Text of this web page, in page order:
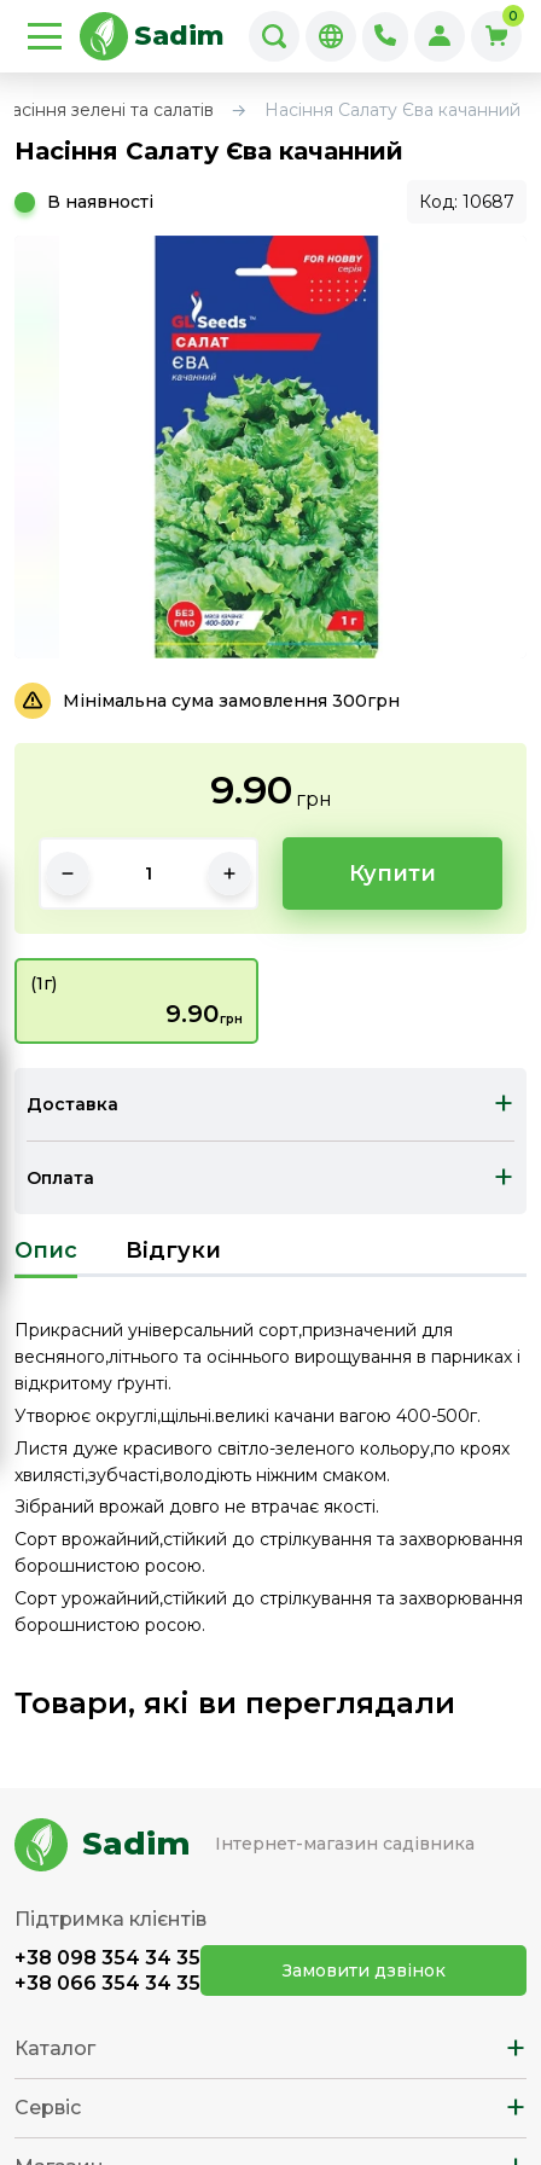
Sadim
0
зелені та салатів Насіння Салату Єва качанний
Насіння Салату Єва качанний
В наявності Код: 10687
Мінімальна сума замовлення 300грн
9.90 грн
Купити
(1г)
9.90грн
Доставка +
Оплата +
Опис Відгуки
Прикрасний універсальний сорт,призначений для
весняного,літнього та осіннього вирощування в парниках і
відкритому ґрунті.
Утворює округлі,щільні.великі качани вагою 400-500г.
Листя дуже красивого світло-зеленого кольору,по кроях
хвилясті,зубчасті,володіють ніжним смаком.
Зібраний врожай довго не втрачає якості.
Сорт врожайний,стійкий до стрілкування та захворювання
борошнистою росою.
Сорт урожайний,стійкий до стрілкування та захворювання
борошнистою росою.
Товари, які ви переглядали
Sadim Інтернет-магазин садівника
Підтримка клієнтів
+38 098 354 34 35
+38 066 354 34 35
Замовити дзвінок
Каталог +
Сервіс +